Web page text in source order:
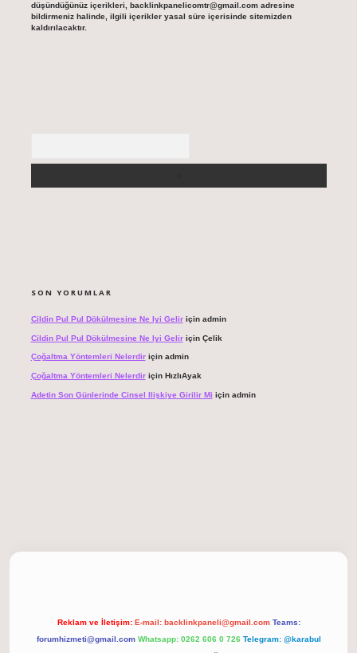
düşündüğünüz içerikleri, backlinkpanelicomtr@gmail.comadresine
bildirmeniz halinde, ilgili içerikler yasal süre içerisinde sitemizden
kaldırılacaktır.
SON YORUMLAR
Cildin Pul Pul Dökülmesine Ne Iyi Geliriçin admin
Cildin Pul Pul Dökülmesine Ne Iyi Geliriçin Çelik
Çoğaltma Yöntemleri Nelerdiriçin admin
Çoğaltma Yöntemleri Nelerdiriçin HızlıAyak
Adetin Son Günlerinde Cinsel Ilişkiye Girilir Mi için admin
Reklam ve İletişim: E-mail: backlinkpaneli@gmail.com Teams:
forumhizmeti@gmail.com Whatsapp: 0262 606 0 726 Telegram: @karabul